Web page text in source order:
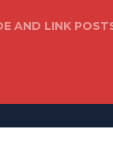
AND LINK